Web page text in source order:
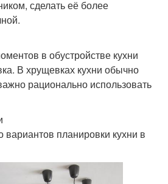
сделать её более
в обустройстве кухни
В хрущевках кухни обычно
рационально использовать
вариантов планировки кухни в